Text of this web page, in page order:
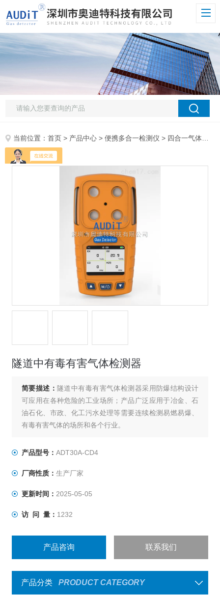
当前位置：首页 > 产品中心 >便携多合一检测仪 > 四合一气体检测仪
隧道中有毒有害气体检测器
简要描述： 隧道中有毒有害气体检测器采用防爆结构设计
可应用在各种危险的工业场所；产品广泛应用于冶金、石
油石化、市政、化工污水处理等需要连续检测易燃易爆、
有毒有害气体的场所和各个行业。
产品型号： ADT30A-CD4
厂商性质： 生产厂家
更新时间： 2025-05-05
访 问 量： 1232
产品咨询 联系我们
产品分类 PRODUCT CATEGORY